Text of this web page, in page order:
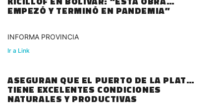
EMPEZÓ Y TERMINÓ EN PANDEMIA”
INFORMA PROVINCIA
Ir a Link
ASEGURAN QUE EL PUERTO DE LA PLATA
TIENE EXCELENTES CONDICIONES
NATURALES Y PRODUCTIVAS